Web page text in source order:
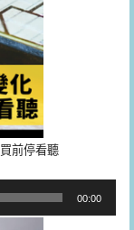
前停看聽
00:00